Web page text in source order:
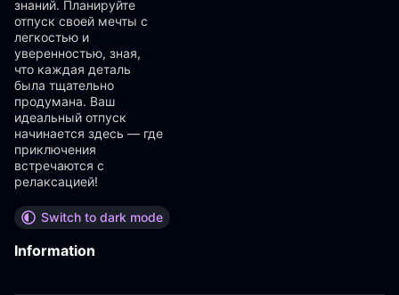
знаний. Планируйте
отпуск своей мечты с
легкостью и
уверенностью, зная,
что каждая деталь
была тщательно
продумана. Ваш
идеальный отпуск
начинается здесь — где
приключения
встречаются с
релаксацией!
Switch to dark mode
Information